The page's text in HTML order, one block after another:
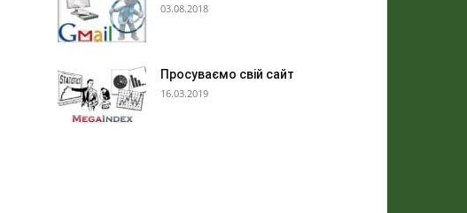
03.08.2018
Просуваємо свій сайт
16.03.2019